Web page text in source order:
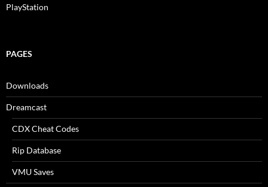
PlayStation
PAGES
Downloads
Dreamcast
CDX Cheat Codes
Rip Database
VMU Saves